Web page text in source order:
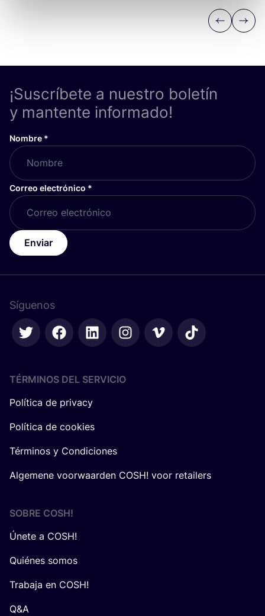
Previous
Next
¡Suscríbete a nuestro boletín
y mantente informado!
Nombre *
Correo electrónico *
Enviar
Síguenos
TÉRMINOS DEL SERVICIO
Política de privacy
Política de cookies
Términos y Condiciones
Algemene voorwaarden COSH! voor retailers
SOBRE COSH!
Únete a COSH!
Quiénes somos
Trabaja en COSH!
Q&A